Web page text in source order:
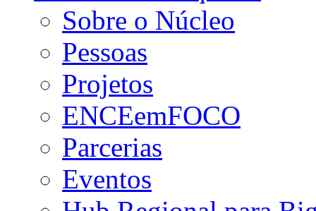
Sobre o Núcleo
Pessoas
Projetos
ENCEemFOCO
Parcerias
Eventos